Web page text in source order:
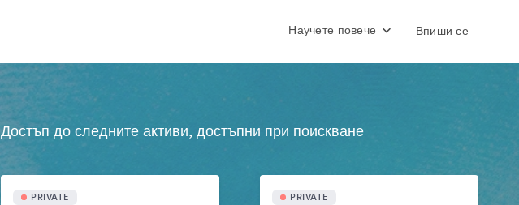
Научете повече Впиши се
Достъп до следните активи, достъпни при поискване
PRIVATE PRIVATE